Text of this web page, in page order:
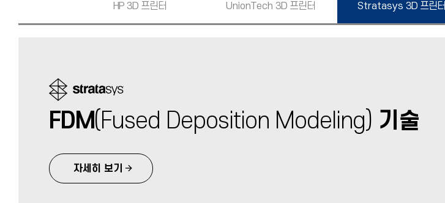
HP 3D 프린터 UnionTech 3D 프린터 Stratasys 3D 프린터
FDM(Fused Deposition Modeling) 기술
자세히 보기